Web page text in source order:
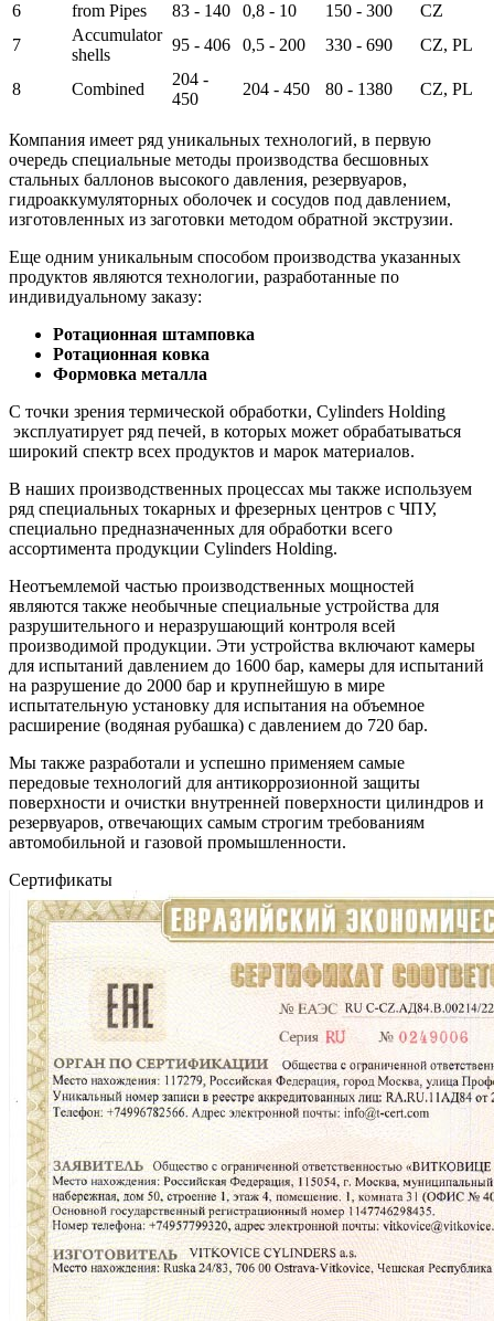
6
from Pipes 83 - 140 0,8 - 10 150 - 300
CZ
7
Accumulator
shells
95 - 406 0,5 - 200 330 - 690 CZ, PL
8 Combined
204 -
450
204 - 450 80 - 1380 CZ, PL
Компания имеет ряд уникальных технологий, в первую
очередь специальные методы производства бесшовных
стальных баллонов высокого давления, резервуаров,
гидроаккумуляторных оболочек и сосудов под давлением,
изготовленных из заготовки методом обратной экструзии.
Еще одним уникальным способом производства указанных
продуктов являются технологии, разработанные по
индивидуальному заказу:
Ротационная штамповка
Ротационная ковка
Формовка металла
С точки зрения термической обработки, Cylinders Holding
эксплуатирует ряд печей, в которых может обрабатываться
широкий спектр всех продуктов и марок материалов.
В наших производственных процессах мы также используем
ряд специальных токарных и фрезерных центров с ЧПУ,
специально предназначенных для обработки всего
ассортимента продукции Cylinders Holding.
Неотъемлемой частью производственных мощностей
являются также необычные специальные устройства для
разрушительного и неразрушающий контроля всей
производимой продукции. Эти устройства включают камеры
для испытаний давлением до 1600 бар, камеры для испытаний
на разрушение до 2000 бар и крупнейшую в мире
испытательную установку для испытания на объемное
расширение (водяная рубашка) с давлением до 720 бар.
Мы также разработали и успешно применяем самые
передовые технологий для антикоррозионной защиты
поверхности и очистки внутренней поверхности цилиндров и
резервуаров, отвечающих самым строгим требованиям
автомобильной и газовой промышленности.
Сертификаты